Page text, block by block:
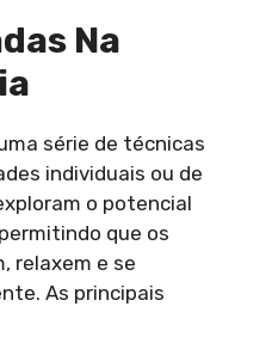
Na
série de técnicas
individuais ou de
o potencial
que os
relaxem e se
As principais